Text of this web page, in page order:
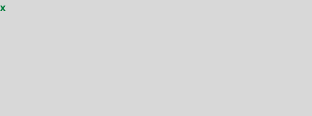
x